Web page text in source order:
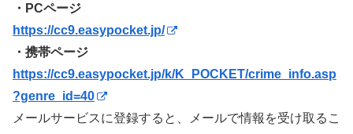
・PCページ
https://cc9.easypocket.jp/
・携帯ページ
https://cc9.easypocket.jp/k/K_POCKET/crime_info.asp
?genre_id=40
メールサービスに登録すると、メールで情報を受け取るこ